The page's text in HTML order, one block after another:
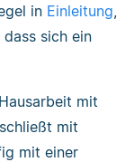
in Einleitung
sich ein
mit
mit
mit einer